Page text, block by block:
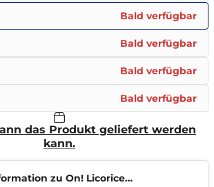
Bald verfügbar
Bald verfügbar
Bald verfügbar
Bald verfügbar
das Produkt geliefert werden
kann.
zu On! Licorice